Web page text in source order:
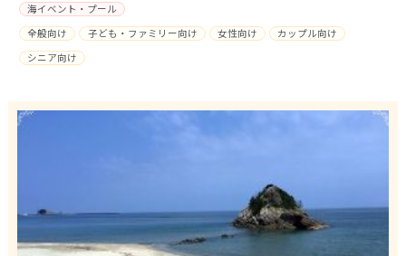
海イベント・プール
全般向け
子ども・ファミリー向け 女性向け
カップル向け
シニア向け